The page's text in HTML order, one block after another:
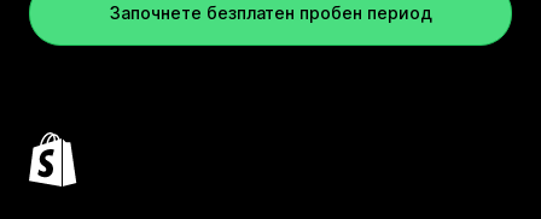
Започнете безплатен пробен период